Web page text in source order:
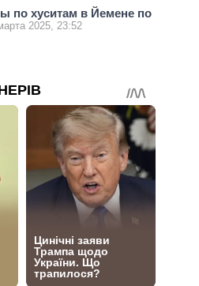
по хуситам в Йемене по
2025, 23:52